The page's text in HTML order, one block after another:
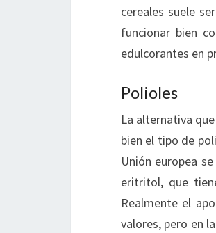
cereales suele
funcionar bien
edulcorantes en
Polioles
La alternativa
bien el tipo de
Unión europea
eritritol, que
Realmente el
valores, pero en